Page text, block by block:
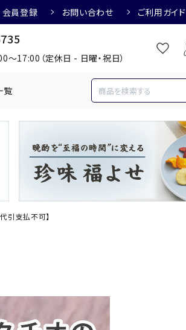
会員登録 お問い合わせ ご利用ガイド
～17:00（定休日 - 日曜・祝日）
め 焼酎におすすめ
3,000円 3,001円～4,000円
覧
引支払不可】